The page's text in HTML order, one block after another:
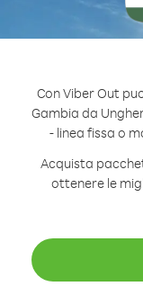
Con Viber Out
Gambia da
- linea fissa o
Acquista
ottenere le